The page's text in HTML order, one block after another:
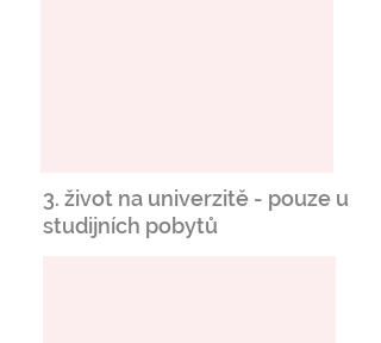
3. život na univerzitě - pouze u
studijních pobytů